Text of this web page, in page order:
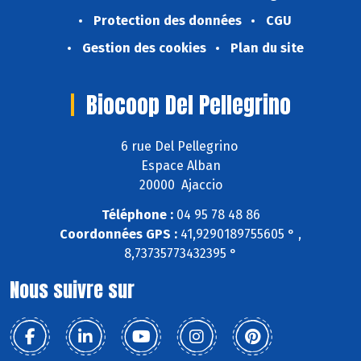
Protection des données
CGU
Gestion des cookies
Plan du site
Biocoop Del Pellegrino
6 rue Del Pellegrino
Espace Alban
20000 Ajaccio
Téléphone :04 95 78 48 86
Coordonnées GPS : 41,9290189755605 ° ,
8,73735773432395 °
Nous suivre sur